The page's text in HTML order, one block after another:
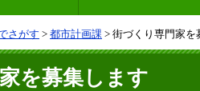
さがす > 都市計画課 > 街づくり専門家を
を募集します